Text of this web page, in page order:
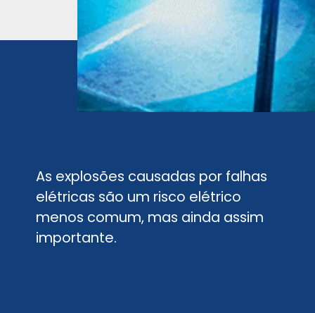
As explosões causadas por falhas
elétricas são um risco elétrico
menos comum, mas ainda assim
importante.